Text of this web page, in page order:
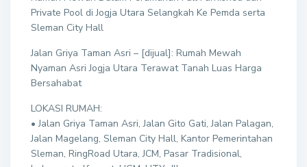
Private Pool di Jogja Utara Selangkah Ke Pemda serta
Sleman City Hall
Jalan Griya Taman Asri – [dijual]: Rumah Mewah
Nyaman Asri Jogja Utara Terawat Tanah Luas Harga
Bersahabat
LOKASI RUMAH:
• Jalan Griya Taman Asri, Jalan Gito Gati, Jalan Palagan,
Jalan Magelang, Sleman City Hall, Kantor Pemerintahan
Sleman, RingRoad Utara, JCM, Pasar Tradisional,